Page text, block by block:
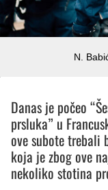
N.
Danas je počeo
prsluka” u
ove subote trebali
koja je zbog ove
nekoliko stotina